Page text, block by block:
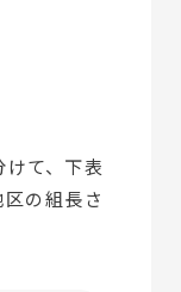
て、下表
の組長さ